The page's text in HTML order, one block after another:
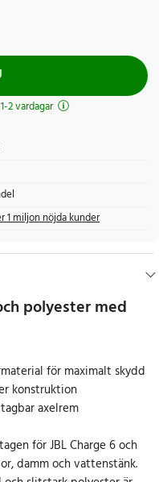
2 vardagar
1 miljon nöjda kunder
polyester med
för maximalt skydd
konstruktion
axelrem
för JBL Charge 6 och
damm och vattenstänk.